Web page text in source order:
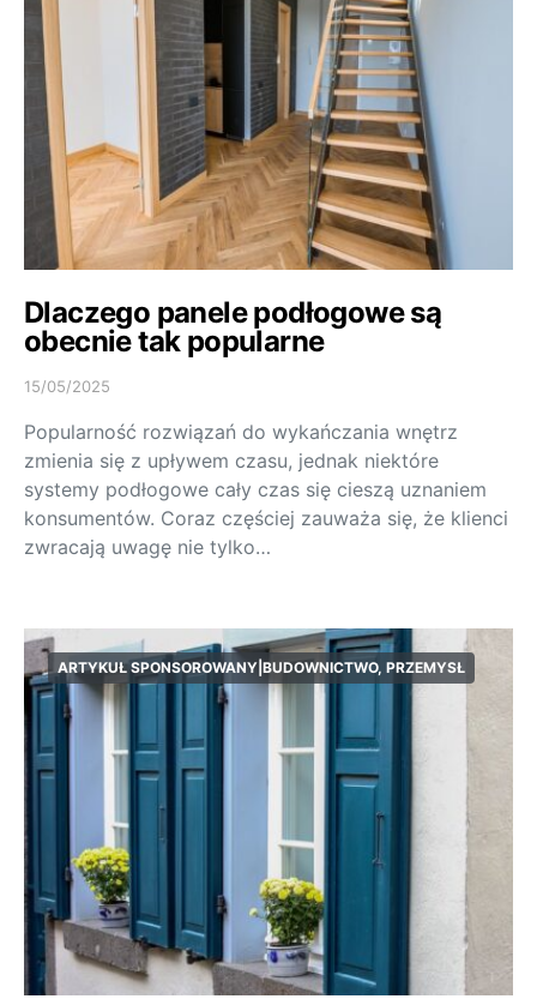
Dlaczego panele podłogowe są
obecnie tak popularne
15/05/2025
Popularność rozwiązań do wykańczania wnętrz
zmienia się z upływem czasu, jednak niektóre
systemy podłogowe cały czas się cieszą uznaniem
konsumentów. Coraz częściej zauważa się, że klienci
zwracają uwagę nie tylko…
ARTYKUŁ SPONSOROWANY|BUDOWNICTWO, PRZEMYSŁ